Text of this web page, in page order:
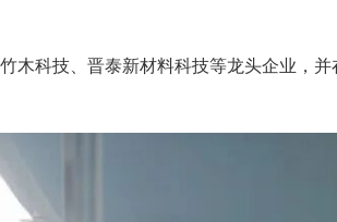
木科技、晋泰新材料科技等龙头企业，